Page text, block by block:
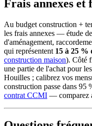
Frais annexes et
Au budget construction +
les frais annexes — étude
d'aménagement,
qui représentent 15 à 25 %
construction maison). Côté
une partie de l'achat pour
Houilles ; calibrez vos
construction passe dans 95
contrat CCMI — comparez